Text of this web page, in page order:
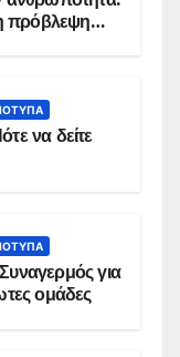
πρόβλεψη…
να δείτε
για
ομάδες